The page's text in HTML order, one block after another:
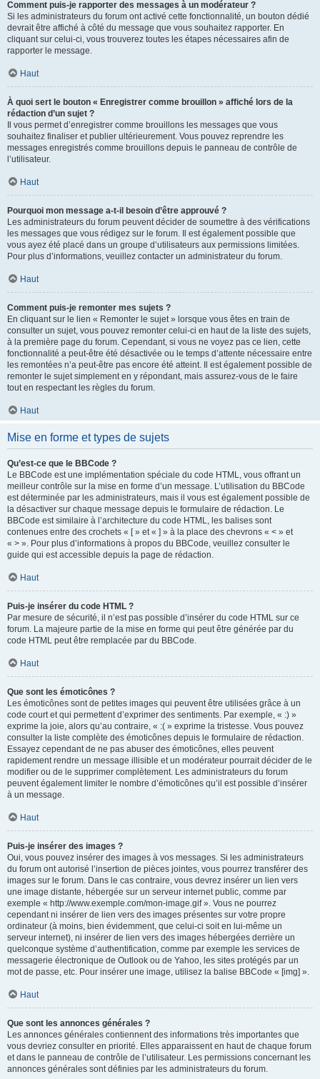
Comment puis-je rapporter des messages à un modérateur ?
Si les administrateurs du forum ont activé cette fonctionnalité, un bouton dédié
devrait être affiché à côté du message que vous souhaitez rapporter. En
cliquant sur celui-ci, vous trouverez toutes les étapes nécessaires afin de
rapporter le message.
Haut
À quoi sert le bouton « Enregistrer comme brouillon » affiché lors de la
rédaction d’un sujet ?
Il vous permet d’enregistrer comme brouillons les messages que vous
souhaitez finaliser et publier ultérieurement. Vous pouvez reprendre les
messages enregistrés comme brouillons depuis le panneau de contrôle de
l’utilisateur.
Haut
Pourquoi mon message a-t-il besoin d’être approuvé ?
Les administrateurs du forum peuvent décider de soumettre à des vérifications
les messages que vous rédigez sur le forum. Il est également possible que
vous ayez été placé dans un groupe d’utilisateurs aux permissions limitées.
Pour plus d’informations, veuillez contacter un administrateur du forum.
Haut
Comment puis-je remonter mes sujets ?
En cliquant sur le lien « Remonter le sujet » lorsque vous êtes en train de
consulter un sujet, vous pouvez remonter celui-ci en haut de la liste des sujets,
à la première page du forum. Cependant, si vous ne voyez pas ce lien, cette
fonctionnalité a peut-être été désactivée ou le temps d’attente nécessaire entre
les remontées n’a peut-être pas encore été atteint. Il est également possible de
remonter le sujet simplement en y répondant, mais assurez-vous de le faire
tout en respectant les règles du forum.
Haut
Mise en forme et types de sujets
Qu’est-ce que le BBCode ?
Le BBCode est une implémentation spéciale du code HTML, vous offrant un
meilleur contrôle sur la mise en forme d’un message. L’utilisation du BBCode
est déterminée par les administrateurs, mais il vous est également possible de
la désactiver sur chaque message depuis le formulaire de rédaction. Le
BBCode est similaire à l’architecture du code HTML, les balises sont
contenues entre des crochets « [ » et « ] » à la place des chevrons « < » et
« > ». Pour plus d’informations à propos du BBCode, veuillez consulter le
guide qui est accessible depuis la page de rédaction.
Haut
Puis-je insérer du code HTML ?
Par mesure de sécurité, il n’est pas possible d’insérer du code HTML sur ce
forum. La majeure partie de la mise en forme qui peut être générée par du
code HTML peut être remplacée par du BBCode.
Haut
Que sont les émoticônes ?
Les émoticônes sont de petites images qui peuvent être utilisées grâce à un
code court et qui permettent d’exprimer des sentiments. Par exemple, « :) »
exprime la joie, alors qu’au contraire, « :( » exprime la tristesse. Vous pouvez
consulter la liste complète des émoticônes depuis le formulaire de rédaction.
Essayez cependant de ne pas abuser des émoticônes, elles peuvent
rapidement rendre un message illisible et un modérateur pourrait décider de le
modifier ou de le supprimer complètement. Les administrateurs du forum
peuvent également limiter le nombre d’émoticônes qu’il est possible d’insérer
à un message.
Haut
Puis-je insérer des images ?
Oui, vous pouvez insérer des images à vos messages. Si les administrateurs
du forum ont autorisé l’insertion de pièces jointes, vous pourrez transférer des
images sur le forum. Dans le cas contraire, vous devrez insérer un lien vers
une image distante, hébergée sur un serveur internet public, comme par
exemple « http://www.exemple.com/mon-image.gif ». Vous ne pourrez
cependant ni insérer de lien vers des images présentes sur votre propre
ordinateur (à moins, bien évidemment, que celui-ci soit en lui-même un
serveur internet), ni insérer de lien vers des images hébergées derrière un
quelconque système d’authentification, comme par exemple les services de
messagerie électronique de Outlook ou de Yahoo, les sites protégés par un
mot de passe, etc. Pour insérer une image, utilisez la balise BBCode « [img] ».
Haut
Que sont les annonces générales ?
Les annonces générales contiennent des informations très importantes que
vous devriez consulter en priorité. Elles apparaissent en haut de chaque forum
et dans le panneau de contrôle de l’utilisateur. Les permissions concernant les
annonces générales sont définies par les administrateurs du forum.